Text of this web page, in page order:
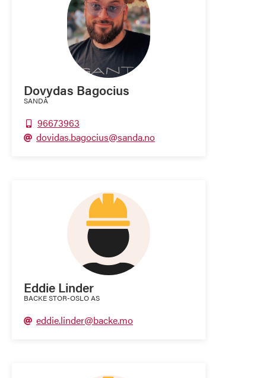
Dovydas Bagocius
SANDÅ
 96673963
 dovidas.bagocius@sanda.no
Eddie Linder
BACKE STOR-OSLO AS
 eddie.linder@backe.mo